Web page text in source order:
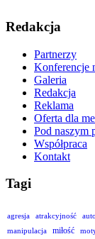
Redakcja
Partnerzy
Konferencje
Galeria
Redakcja
Reklama
Oferta dla
Pod naszym
Współpraca
Kontakt
Tagi
agresja atrakcyjność
manipulacja
miłość